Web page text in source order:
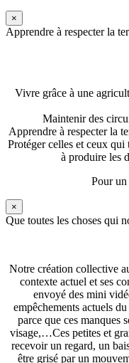
×
Apprendre à respecter la
Vivre grâce à une
Maintenir des
Apprendre à respecter la
Protéger celles et ceux
à produire les
Pour
×
Que toutes les choses qui
Notre création collective
contexte actuel et ses
envoyé des mini
empêchements actuels
parce que ces manques
visage,…Ces petites et
recevoir un regard, un
être grisé par un